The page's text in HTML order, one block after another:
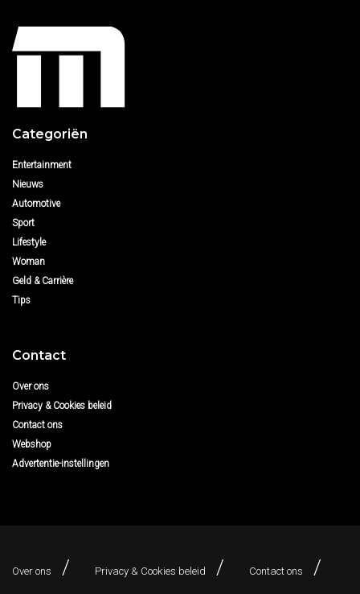
Categoriën
Entertainment
Nieuws
Automotive
Sport
Lifestyle
Woman
Geld & Carrière
Tips
Contact
Over ons
Privacy & Cookies beleid
Contact ons
Webshop
Advertentie-instellingen
Over ons Privacy & Cookies beleid Contact ons